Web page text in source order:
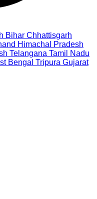
Bihar Chhattisgarh
Himachal Pradesh
Telangana Tamil Nadu
Bengal Tripura Gujarat